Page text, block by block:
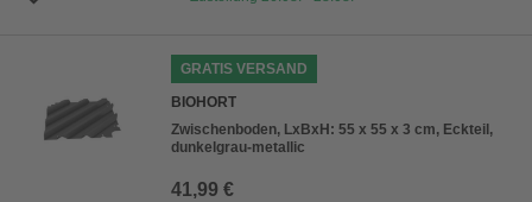
GRATIS VERSAND
BIOHORT
Zwischenboden, LxBxH: 55 x 55 x 3 cm, Eckteil,
dunkelgrau-metallic
41,99 €